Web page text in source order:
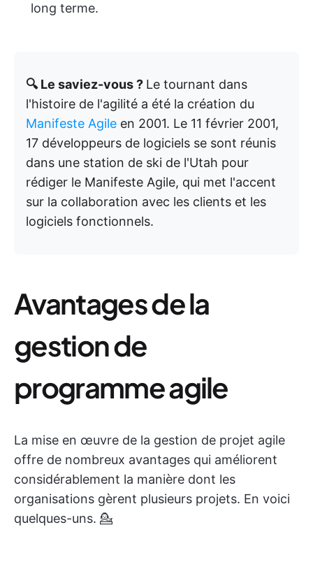
long terme.
🔍 Le saviez-vous ? Le tournant dans
l'histoire de l'agilité a été la création du
Manifeste Agile en 2001. Le 11 février 2001,
17 développeurs de logiciels se sont réunis
dans une station de ski de l'Utah pour
rédiger le Manifeste Agile, qui met l'accent
sur la collaboration avec les clients et les
logiciels fonctionnels.
Avantages de la
gestion de
programme agile
La mise en œuvre de la gestion de projet agile
offre de nombreux avantages qui améliorent
considérablement la manière dont les
organisations gèrent plusieurs projets. En voici
quelques-uns. 💁